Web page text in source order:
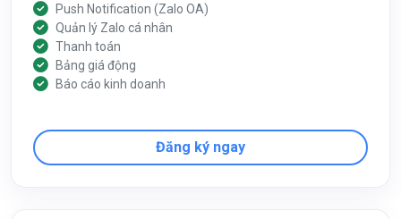
Push Notification (Zalo OA)
Quản lý Zalo cá nhân
Thanh toán
Bảng giá động
Báo cáo kinh doanh
Đăng ký ngay